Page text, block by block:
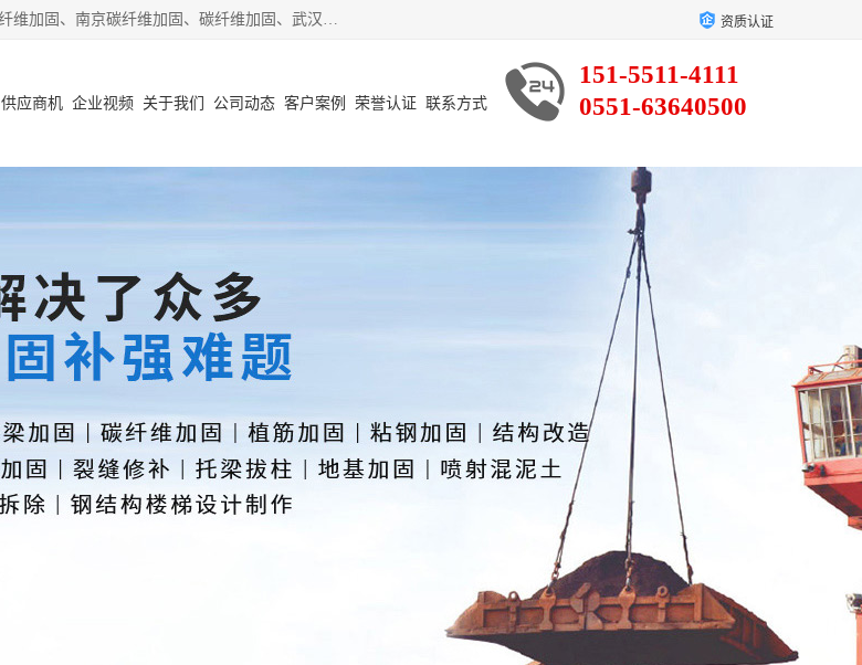
安徽泽西项目管理有限公司主营安徽合肥碳纤维加固、阜阳碳纤维加固、江西碳纤维加固、南京碳纤维加固、碳纤维加固、武汉碳纤维加固等业务，业务覆盖范围：安徽合肥、阜阳、江西、南京、武汉等区域。公司在钢筋混凝土结构改造加固、砌体结构改造加固、设计变更、结构改造加固、质量缺陷加固、地基加固等各加固改造领域具有优良的设计及施工经验。 资质认证
151-5511-4111
0551-63640500
供应商机 企业视频 关于我们 公司动态 客户案例 荣誉认证 联系方式